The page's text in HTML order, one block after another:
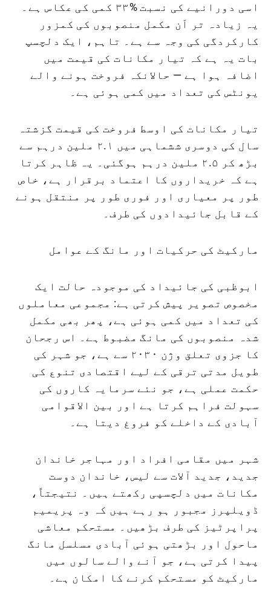
اسی دورانیے کی نسبت %۳۳ کمی کی عکاس ہے۔
یہ زیادہ تر اَن مکمل منصوبوں کی کمزور
کارکردگی کی وجہ سے ہے۔ تاہم، ایک دلچسپ
بات یہ ہے کہ تیار مکانات کی قیمت میں
اضافہ ہوا ہے — حالانکہ فروخت ہونے والے
یونٹس کی تعداد میں کمی ہوئی ہے۔
تیار مکانات کی اوسط فروخت کی قیمت گزشتہ
سال کی دوسری ششماہی میں ۲.۱ ملین درہم سے
بڑھ کر ۲.۵ ملین درہم ہوگئی۔ یہ ظاہر کرتا
ہے کہ خریداروں کا اعتماد برقرار ہے، خاص
طور پر معیاری اور فوری طور پر منتقل ہونے
کے قابل جائیدادوں کی طرف۔
مارکیٹ کی حرکیات اور مانگ کے عوامل
ابوظبی کی جائیداد کی موجودہ حالت ایک
مخصوص تصویر پیش کرتی ہے: مجموعی معاملوں
کی تعداد میں کمی ہوئی ہے، پھر بھی مکمل
شدہ منصوبوں کی مانگ مضبوط ہے۔ اس رجحان
کا جزوی تعلق وژن ۲۰۳۰ سے ہے، جو شہر کی
طویل مدتی ترقی کے لیے اقتصادی تنوع کی
حکمت عملی ہے، جو نئے سرمایہ کاروں کی
سہولت فراہم کرتا ہے اور بین الاقوامی
آبادی کے داخلے کو فروغ دیتا ہے۔
شہر میں مقامی افراد اور مہاجر خاندان
جدید، جدید آلات سے لیس، خاندان دوست
مکانات میں دلچسپی رکھتے ہیں۔ نتیجتاً،
ڈویلپرز مجبور ہو رہے ہیں کہ وہ پریمیم
پراپرٹیز کی طرف بڑھیں۔ مستحکم معاشی
ماحول اور بڑھتی ہوئی آبادی مسلسل مانگ
پیدا کرتی ہے، جو آنے والے سالوں میں
مارکیٹ کو مستحکم کرنے کا امکان ہے۔